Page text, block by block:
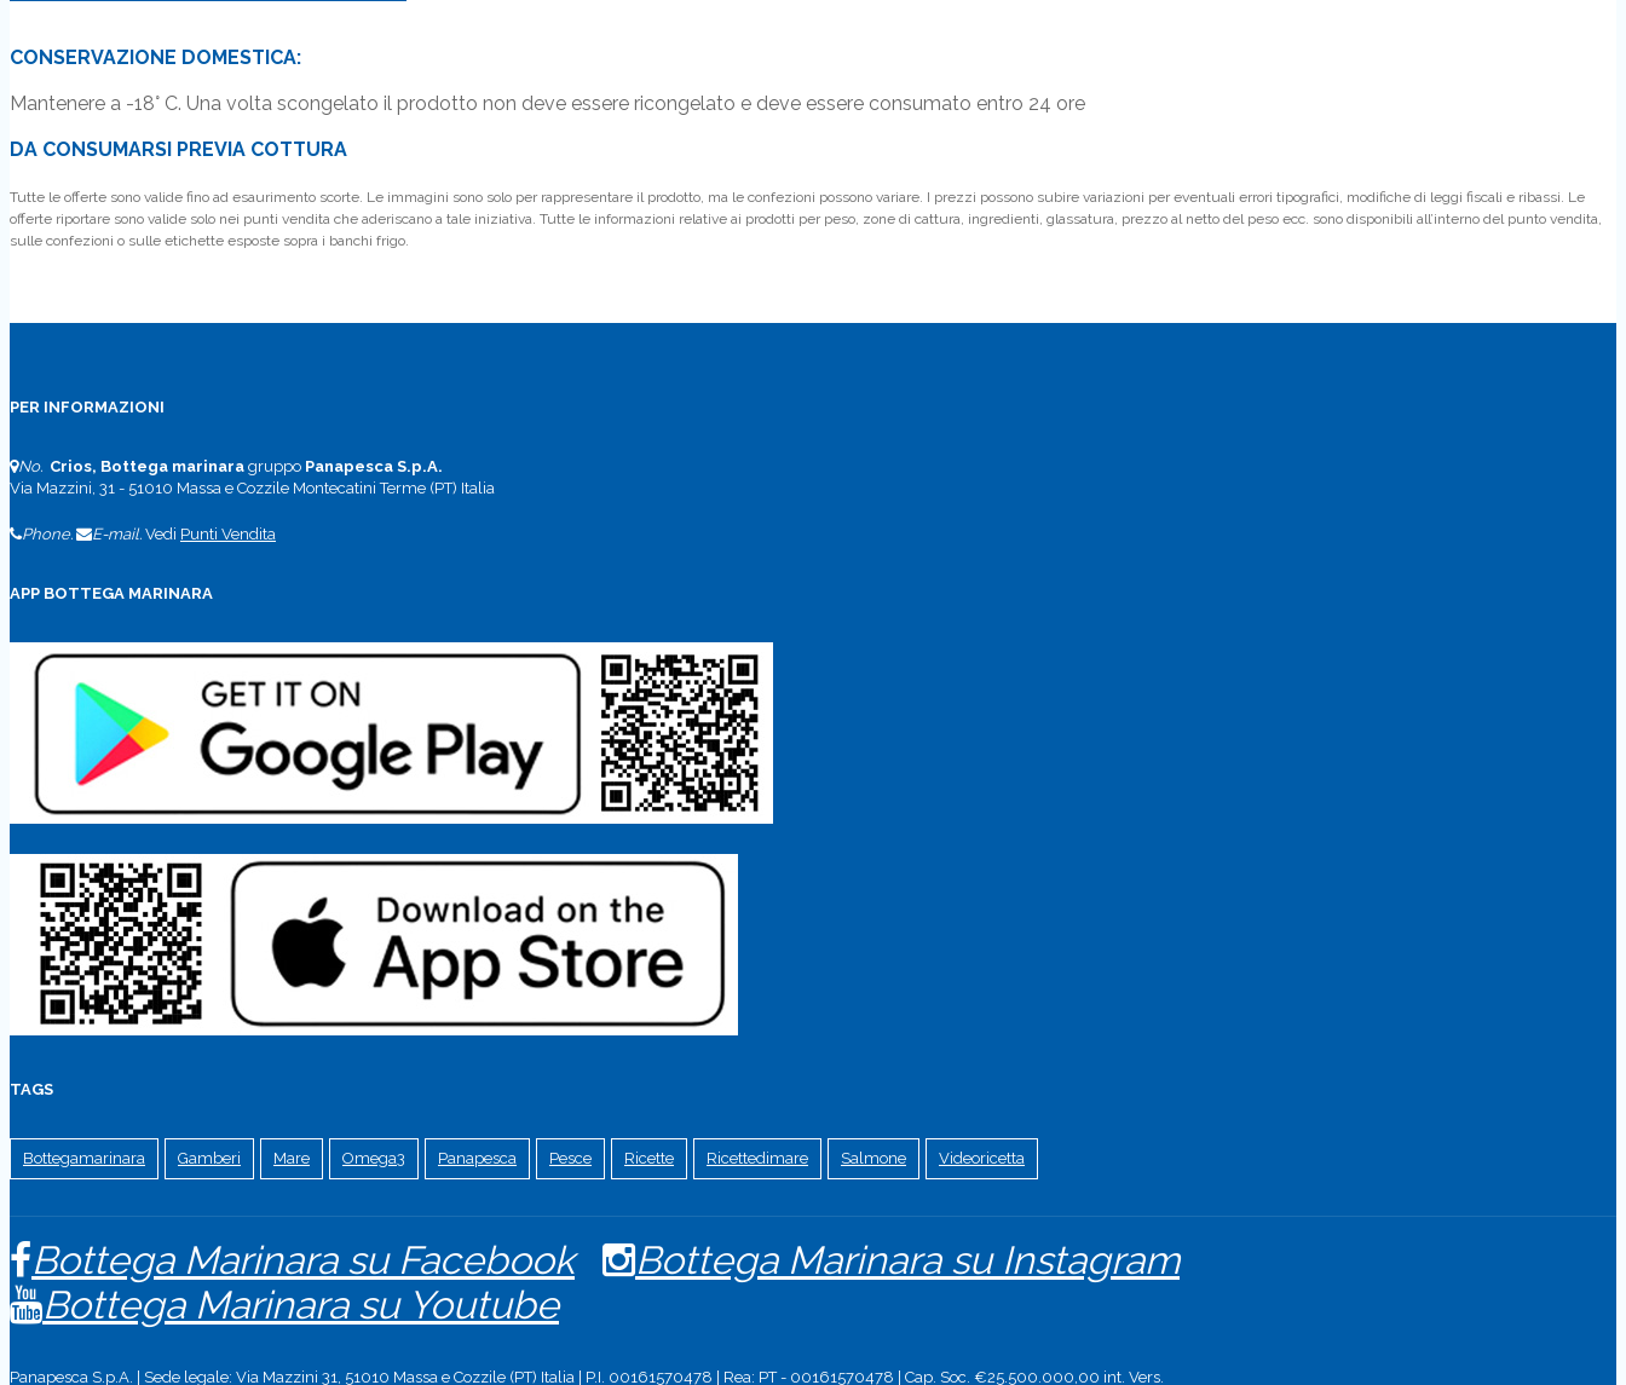
CONSERVAZIONE DOMESTICA:
Mantenere a -18° C. Una volta scongelato il prodotto non deve essere ricongelato e deve essere consumato entro 24 ore
DA CONSUMARSI PREVIA COTTURA
Tutte le offerte sono valide fino ad esaurimento scorte. Le immagini sono solo per rappresentare il prodotto, ma le confezioni possono variare. I prezzi possono subire variazioni per eventuali errori tipografici, modifiche di leggi fiscali e ribassi. Le
offerte riportare sono valide solo nei punti vendita che aderiscano a tale iniziativa. Tutte le informazioni relative ai prodotti per peso, zone di cattura, ingredienti, glassatura, prezzo al netto del peso ecc. sono disponibili all’interno del punto vendita,
sulle confezioni o sulle etichette esposte sopra i banchi frigo.
PER INFORMAZIONI
No. Crios, Bottega marinara gruppo Panapesca S.p.A.
Via Mazzini, 31 - 51010 Massa e Cozzile Montecatini Terme (PT) Italia
Phone. E-mail. Vedi Punti Vendita
APP BOTTEGA MARINARA
TAGS
Bottegamarinara Gamberi Mare Omega3 Panapesca Pesce Ricette Ricettedimare Salmone Videoricetta
Bottega Marinara su Facebook
Bottega Marinara su Instagram
Bottega Marinara su Youtube
Panapesca S.p.A. | Sede legale: Via Mazzini 31, 51010 Massa e Cozzile (PT) Italia | P.I. 00161570478 | Rea: PT - 00161570478 | Cap. Soc. €25.500.000,00 int. Vers.